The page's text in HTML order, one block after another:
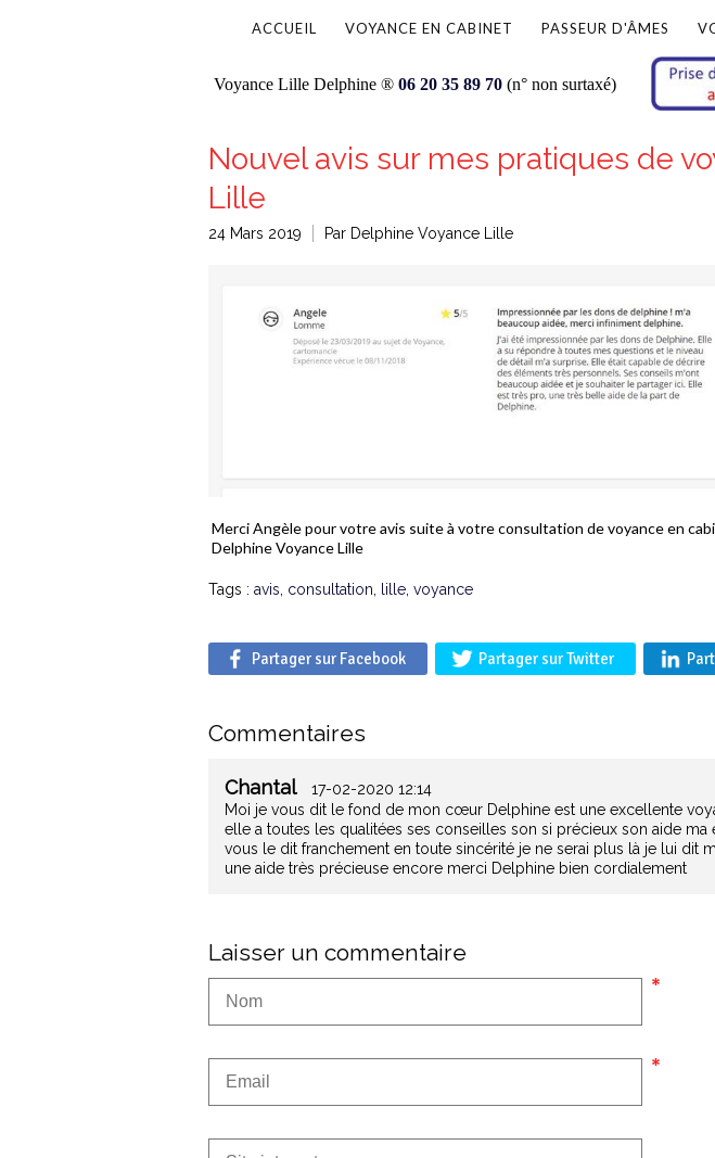
Voyance Lille Delphine ® 06 20 35 89 70 (n° non surtaxé)
ACCUEIL VOYANCE EN CABINET PASSEUR D'ÂMES
Nouvel avis sur mes pratiques de
Lille
24 Mars 2019 Par Delphine Voyance Lille
Merci Angèle pour votre avis suite à votre consultation de voyance en
Delphine Voyance Lille
Tags : avis consultation lille voyance
Partager sur Facebook Partager sur Twitter
Commentaires
Chantal 17-02-2020 12:14
Moi je vous dit le fond de mon cœur Delphine est une excellente
elle a toutes les qualitées ses conseilles son si précieux son aide
vous le dit franchement en toute sincérité je ne serai plus là je lui dit
une aide très précieuse encore merci Delphine bien cordialement
Laisser un commentaire